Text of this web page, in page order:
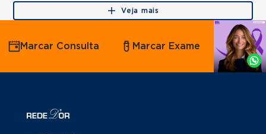
Veja mais
Agende
por
Whatsapp
Marcar Consulta Marcar Exame